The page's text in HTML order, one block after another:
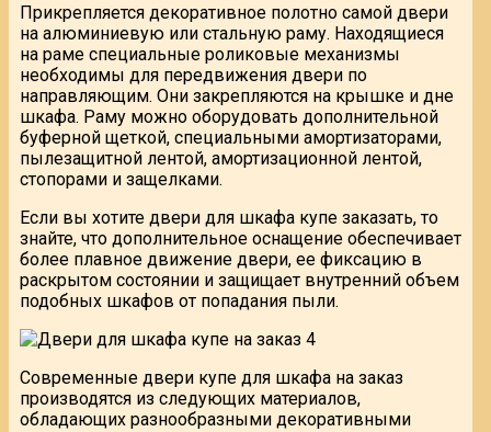
Прикрепляется декоративное полотно самой двери
на алюминиевую или стальную раму. Находящиеся
на раме специальные роликовые механизмы
необходимы для передвижения двери по
направляющим. Они закрепляются на крышке и дне
шкафа. Раму можно оборудовать дополнительной
буферной щеткой, специальными амортизаторами,
пылезащитной лентой, амортизационной лентой,
стопорами и защелками.
Если вы хотите двери для шкафа купе заказать, то
знайте, что дополнительное оснащение обеспечивает
более плавное движение двери, ее фиксацию в
раскрытом состоянии и защищает внутренний объем
подобных шкафов от попадания пыли.
Современные двери купе для шкафа на заказ
производятся из следующих материалов,
обладающих разнообразными декоративными